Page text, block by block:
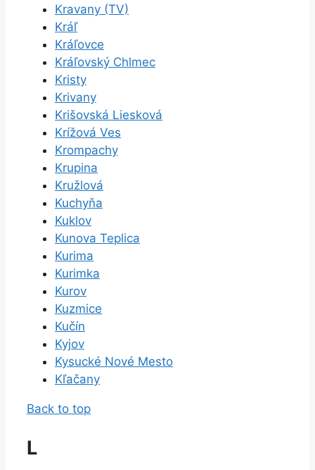
Kravany (TV)
Kráľ
Kráľovce
Kráľovský Chlmec
Kristy
Krivany
Krišovská Liesková
Krížová Ves
Krompachy
Krupina
Kružlová
Kuchyňa
Kuklov
Kunova Teplica
Kurima
Kurimka
Kurov
Kuzmice
Kučín
Kyjov
Kysucké Nové Mesto
Kľačany
Back to top
L